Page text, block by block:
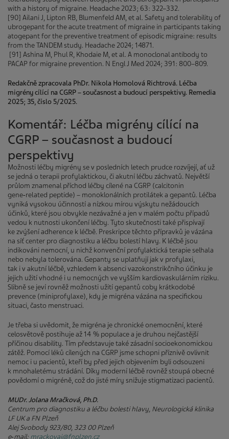
with a history of migraine. Headache 2023; 63: 322–332.
[90] Ailani J, Lipton RB, Blumenfeld AM, et al. Safety and tolerability of
ubrogepant for the acute treatment of migraine in participants taking
atogepant for the preventive treatment of episodic migraine: results
from the TANDEM study. Headache 2024; 14871.
[91] Ashina M, Phul R, Khodaie M, et al. A monoclonal antibody to
PACAP for migraine prevention. N Engl J Med 2024; 391: 800–809.
Redakčně zpracovala PhDr. Nikola Homolová Richtrová. Léčba
migrény cílící na CGRP – současnost a budoucí perspektivy. Remedia
2025; 35, číslo 5/2025.
Komentář: Léčba migrény cílící na
CGRP – současnost a budoucí
perspektivy
Možnosti léčby migrény se v posledních letech prudce rozvíjejí, ať už
se jedná o terapii profylaktickou, či akutní léčbu záchvatů. Největší
průlom znamenal příchod léčby cílené na CGRP (calcitonin
gene‑related peptide) – monoklonálních protilátek a gepantů. Léčba
vyniká vysokou účinností a nízkou mírou výskytu nežádoucích
účinků, které jsou obvykle nezávažné a jen v malém počtu případů
vedou k nutnosti ukončení léčby. Tyto skutečnosti také přispívají
ke zvýšení adherence k léčbě. Preskripce těchto přípravků je vázána
na síť center pro diagnostiku a léčbu bolestí hlavy. K léčbě jsou
indikováni nemocní, u nichž konvenční profylaktická terapie selhala
nebo nebyla tolerována. Gepanty se uplatňují jak v profylaxi,
tak i v akutní léčbě, vzhledem k absenci vazokonstrikčního účinku je
jejich užití vhodné i u nemocných ve vyšším kardiovaskulárním riziku.
Slibně se jeví rovněž možnosti užití gepantů coby krátkodobé
prevence (miniprofylaxe), kdy je migréna vázána na specifickou
situaci, často menstruaci.
Je třeba si uvědomit, že migréna je chronické onemocnění, které
celosvětově postihuje až 14 % populace a je druhou nejčastější
příčinou disability. Tím představuje také zásadní socioekonomickou
zátěž. Pomocí léků cílených na CGRP jsme schopni příznivě ovlivnit
nemoc i u pacientů, kteří by před jejich objevením byli odsouzeni
k mnohaletému strádání. Díky moderní léčbě rovněž stoupá obecné
povědomí o migréně, což do jisté míry snižuje stigmatizaci pacientů.
MUDr. Jolana Mračková, Ph.D.
Centrum pro diagnostiku a léčbu bolesti hlavy, Neurologická klinika
LF UK a FN Plzeň
Alej Svobody 923/80, 323 00 Plzeň
e‑mail: mrackovaj@fnplzen.cz